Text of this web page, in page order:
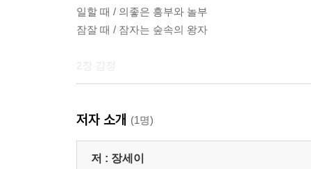
일할 때 / 의좋은 흥부와 놀부
잠잘 때 / 잠자는 숲속의 왕자
기쁠 때 / 세상에서 가장 아름다운 꽃
슬플 때 / 눈물 없던 세상
저자 소개 (1명)
저 : 장세이